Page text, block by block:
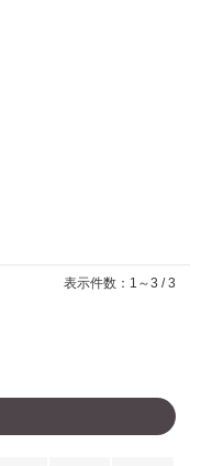
表示件数：1～3 / 3